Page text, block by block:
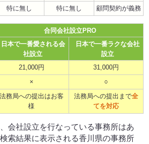
特に無し 特に無し 顧問契約が義務
合同会社設立PRO
日本で一番愛される会
社設立
日本で一番ラクな会社
設立
21,000円
31,000円
× ○
法務局への提出はお客
様
法務局への提出まで全
てを対応
会社設立を行なっている事務所はあ
索結果に表示される香川県の事務所